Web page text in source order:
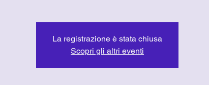
La registrazione è stata chiusa
Scopri gli altri eventi